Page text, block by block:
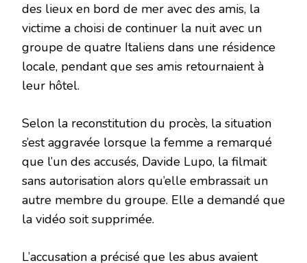
des lieux en bord de mer avec des amis, la
victime a choisi de continuer la nuit avec un
groupe de quatre Italiens dans une résidence
locale, pendant que ses amis retournaient à
leur hôtel.
Selon la reconstitution du procès, la situation
s’est aggravée lorsque la femme a remarqué
que l’un des accusés, Davide Lupo, la filmait
sans autorisation alors qu’elle embrassait un
autre membre du groupe. Elle a demandé que
la vidéo soit supprimée.
L’accusation a précisé que les abus avaient